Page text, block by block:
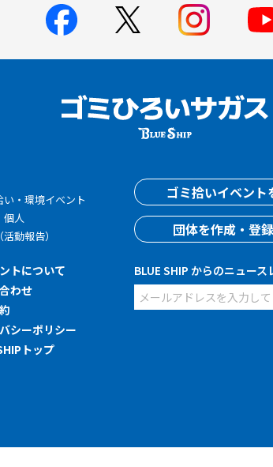
い・環境イベント
個人
動報告）
トについて
わせ
シーポリシー
トップ
ゴミ拾いイベント
団体を作成・登
BLUE SHIP からのニュー